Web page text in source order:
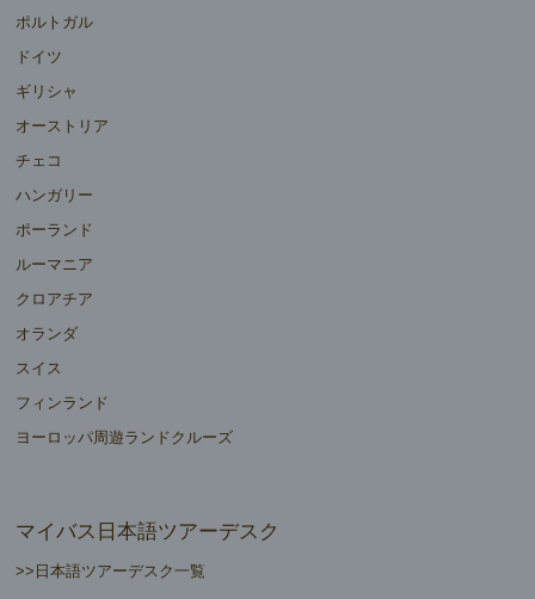
ポルトガル
ドイツ
ギリシャ
オーストリア
チェコ
ハンガリー
ポーランド
ルーマニア
クロアチア
オランダ
スイス
フィンランド
ヨーロッパ周遊ランドクルーズ
マイバス日本語ツアーデスク
>>日本語ツアーデスク一覧